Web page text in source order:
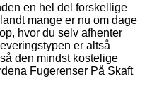
en hel del forskellige
mange er nu om dage
hvor du selv afhenter
er altså
den mindst kostelige
Fugerenser På Skaft